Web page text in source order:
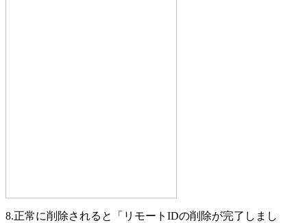
8.正常に削除されると「リモートIDの削除が完了しまし